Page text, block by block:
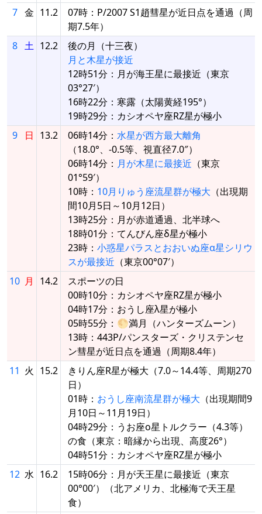
7 金 11.2
07時：P/2007 S1趙彗星が近日点を通過（周
期7.5年）
8 土 12.2
後の月（十三夜）
月と木星が接近
12時51分：月が海王星に最接近（東京
03°27′）
16時22分：寒露（太陽黄経195°）
19時29分：カシオペヤ座RZ星が極小
9
日 13.2 06時14分： 水星が西方最大離角
（18.0°、-0.5等、視直径7.0″）
06時14分： 月が木星に最接近 （東京
01°59′）
10時： 10月りゅう座流星群が極大 （出現期
間10月5日～10月12日）
13時25分：月が赤道通過、北半球へ
18時01分：てんびん座δ星が極小
23時： 小惑星パラスとおおいぬ座α星シリウ
スが最接近 （東京00°07′）
10 月 14.2
スポーツの日
00時10分：カシオペヤ座RZ星が極小
04時17分：おうし座λ星が極小
05時55分：🌕満月（ハンターズムーン）
13時：443P/パンスターズ・クリステンセ
ン彗星が近日点を通過（周期8.4年）
11 火 15.2
きりん座R星が極大（7.0～14.4等、周期270
日）
01時： おうし座南流星群が極大 （出現期間9
月10日～11月19日）
04時29分：うお座ο星トルクラー（4.3等）
の食（東京：暗縁から出現、高度26°）
04時51分：カシオペヤ座RZ星が極小
12 水 16.2
15時06分：月が天王星に最接近（東京
00°00′）（北アメリカ、北極海で天王星
食）